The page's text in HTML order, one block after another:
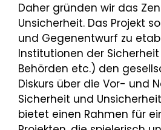
Daher gründen wir das
Unsicherheit. Das Projekt
und Gegenentwurf zu
Institutionen der Sicherheit
Behörden etc.) den
Diskurs über die Vor- und
Sicherheit und
bietet einen Rahmen für